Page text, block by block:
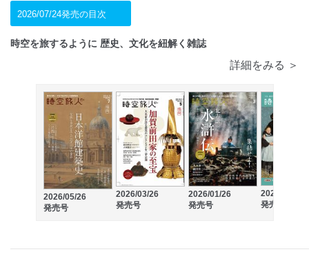
2026/07/24発売の目次
時空を旅するように 歴史、文化を紐解く雑誌
詳細をみる ＞
2026/05/26
発売号
2026/03/26
発売号
2026/01/26
発売号
2025/11/26
発売号